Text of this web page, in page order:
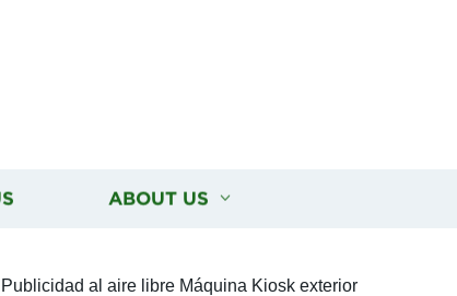
ABOUT US
al aire libre Máquina Kiosk exterior